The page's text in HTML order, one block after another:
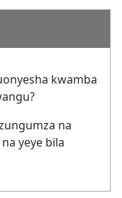
kwamba
na
yeye bila